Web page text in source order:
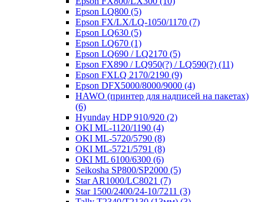
Epson LQ800 (5)
Epson FX/LX/LQ-1050/1170 (7)
Epson LQ630 (5)
Epson LQ670 (1)
Epson LQ690 / LQ2170 (5)
Epson FX890 / LQ950(?) / LQ590(?) (11)
Epson FXLQ 2170/2190 (9)
Epson DFX5000/8000/9000 (4)
HAWO (принтер для надписей на пакетах)
(6)
Hyunday HDP 910/920 (2)
OKI ML-1120/1190 (4)
OKI ML-5720/5790 (8)
OKI ML-5721/5791 (8)
OKI ML 6100/6300 (6)
Seikosha SP800/SP2000 (5)
Star AR1000/LC8021 (7)
Star 1500/2400/24-10/7211 (3)